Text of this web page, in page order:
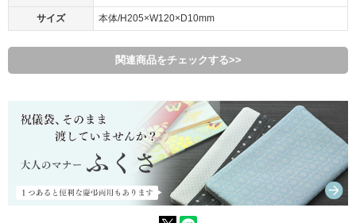
サイズ 本体/H205×W120×D10mm
関連商品をチェックする>>